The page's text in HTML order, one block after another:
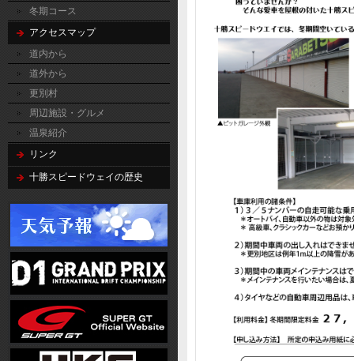
冬期コース
アクセスマップ
道内から
道外から
更別村
周辺施設・グルメ
温泉紹介
リンク
十勝スピードウェイの歴史